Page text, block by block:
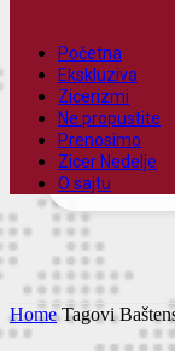
Početna
Ekskluziva
Zicerizmi
Ne propustite
Prenosimo
Zicer Nedelje
O sajtu
Home Tagovi